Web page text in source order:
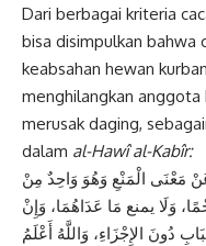
Dari berbagai kriteria
bisa disimpulkan bahwa
keabsahan hewan
menghilangkan anggota
merusak daging,
dalam al-Hawî al-Kabîr:
عَنْ مَعْنَى الْمَنْعِ وَهُوَ وَاحِدٌ مِنْ
وَلَا يمنع مَا عَدَاهُمَا، وَإِنْ
دُونَ الإِجْزَاءِ، وَاللَّهُ أَعْلَمُ